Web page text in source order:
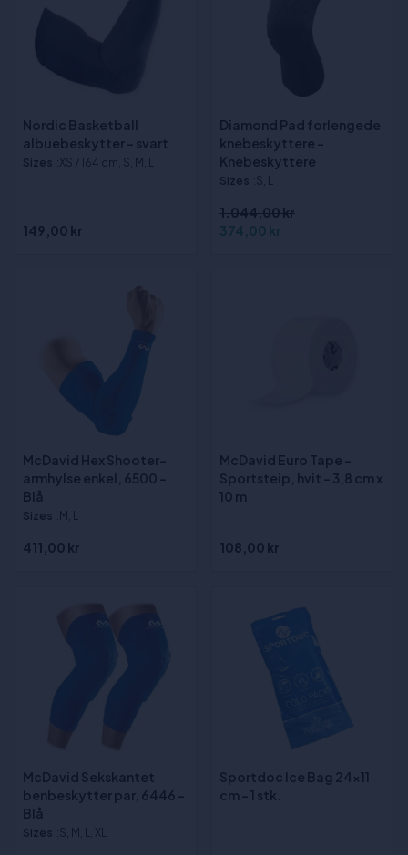
Nordic Basketball
albuebeskytter - svart
Sizes :XS / 164 cm, S, M, L
149,00 kr
Diamond Pad forlengede
knebeskyttere -
Knebeskyttere
Sizes :S, L
1.044,00 kr
374,00 kr
McDavid Hex Shooter-
armhylse enkel, 6500 -
Blå
Sizes :M, L
411,00 kr
McDavid Euro Tape -
Sportsteip, hvit - 3,8 cm x
10 m
108,00 kr
McDavid Sekskantet
benbeskytter par, 6446 -
Blå
Sizes :S, M, L, XL
Sportdoc Ice Bag 24x11
cm - 1 stk.